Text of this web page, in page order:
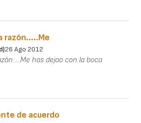
razón.....Me
26 Ago 2012
has dejao con la boca
de acuerdo